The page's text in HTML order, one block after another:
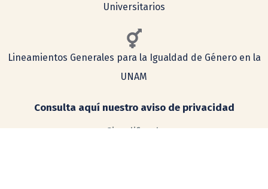
Universitarios
Lineamientos Generales para la Igualdad de Género en la
UNAM
Consulta aquí nuestro aviso de privacidad
Simplificado